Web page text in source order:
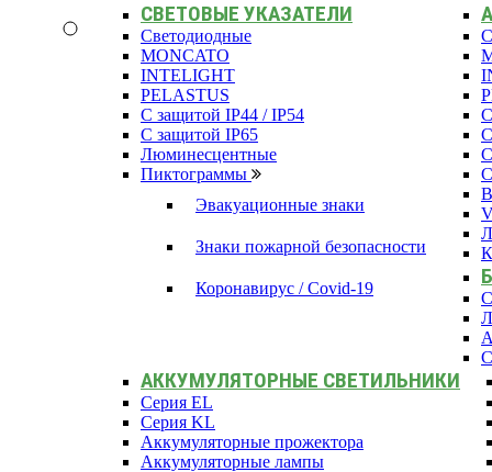
СВЕТОВЫЕ УКАЗАТЕЛИ
Светодиодные
MONCATO
INTELIGHT
PELASTUS
С защитой IP44 / IP54
С защитой IP65
Люминесцентные
Пиктограммы
Эвакуационные знаки
Знаки пожарной безопасности
Коронавирус / Covid-19
АККУМУЛЯТОРНЫЕ СВЕТИЛЬНИКИ
Серия EL
Серия KL
Аккумуляторные прожектора
Аккумуляторные лампы